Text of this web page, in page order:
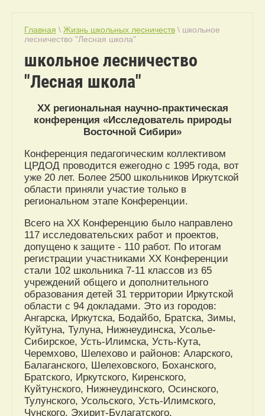
Главная \ Жизнь школьных лесничеств \ школьное
лесничество "Лесная школа"
школьное лесничество
"Лесная школа"
XXрегиональная научно-практическая
конференция «Исследователь природы
Восточной Сибири»
Конференция педагогическим коллективом
ЦРДОД проводится ежегодно с 1995 года, вот
уже 20 лет. Более 2500 школьников Иркутской
области приняли участие только в
региональном этапе Конференции.
Всего на ХХ Конференцию было направлено
117 исследовательских работ и проектов,
допущено к защите - 110 работ. По итогам
регистрации участниками ХХ Конференции
стали 102 школьника 7-11 классов из 65
учреждений общего и дополнительного
образования детей 31 территории Иркутской
области с 94 докладами. Это из городов:
Ангарска, Иркутска, Бодайбо, Братска, Зимы,
Куйтуна, Тулуна, Нижнеудинска, Усолье-
Сибирское, Усть-Илимска, Усть-Кута,
Черемхово, Шелехово и районов: Аларского,
Балаганского, Шелеховского, Боханского,
Братского, Иркутского, Киренского,
Куйтунского, Нижнеудинского, Осинского,
Тулунского, Усольского, Усть-Илимского,
Чунского, Эхирит-Булагатского,